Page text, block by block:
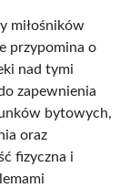
miłośników
przypomina o
nad tymi
zapewnienia
bytowych,
oraz
fizyczna i